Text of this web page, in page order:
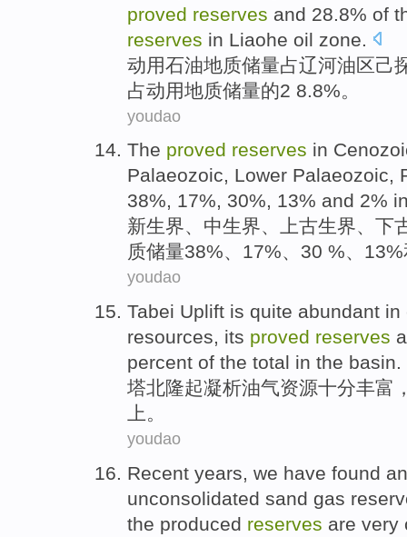
proved reserves and 28.8% of
reserves in Liaohe oil zone.
动用石油地质储量占辽河油区己
占动用地质储量的2 8.8%。
youdao
The proved reserves in
Palaeozoic, Lower Palaeozoic,
38%, 17%, 30%, 13% and 2%
新生界、 中生界、 上古生界、 下
质储量38%、17%、30 %、
youdao
Tabei Uplift is quite abundant in
resources, its proved reserves
percent of the total in the basin.
塔北隆起凝析油气资源十分丰富
上。
youdao
Recent years, we have found
unconsolidated sand gas
the produced reserves are very